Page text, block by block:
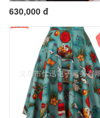
630,000 đ